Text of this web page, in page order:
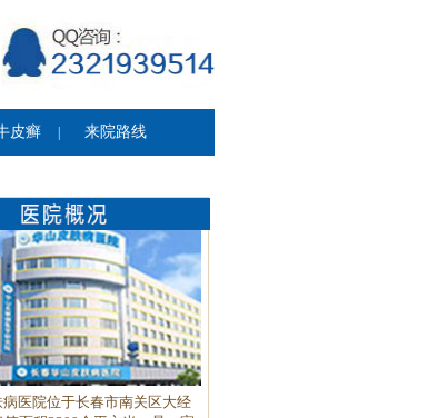
皮癣 来院路线
医院位于长春市南关区大经